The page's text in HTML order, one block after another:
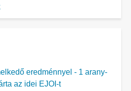
eredménnyel - 1 arany-
az idei EJOI-t